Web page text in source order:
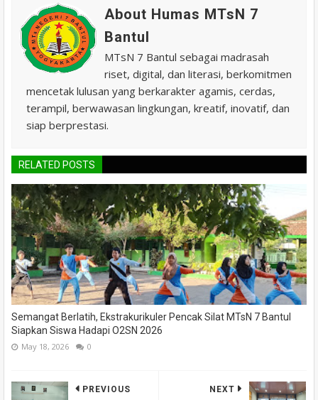
About Humas MTsN 7
Bantul
MTsN 7 Bantul sebagai madrasah
riset, digital, dan literasi, berkomitmen
mencetak lulusan yang berkarakter agamis, cerdas,
terampil, berwawasan lingkungan, kreatif, inovatif, dan
siap berprestasi.
RELATED POSTS
Semangat Berlatih, Ekstrakurikuler Pencak Silat MTsN 7 Bantul
Siapkan Siswa Hadapi O2SN 2026
May 18, 2026 0
NEXT
PREVIOUS